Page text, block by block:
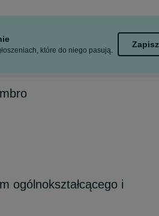
które do niego pasują.
Zapisz
ogólnokształcącego i